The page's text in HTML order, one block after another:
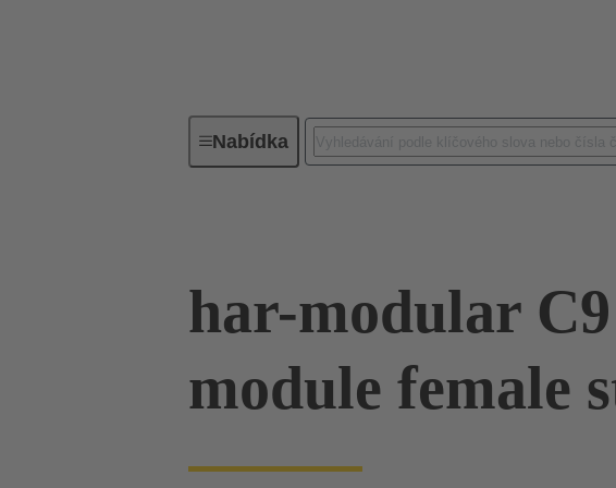
NabídkaKonektivita pro zařízení
har-modular C9
module female